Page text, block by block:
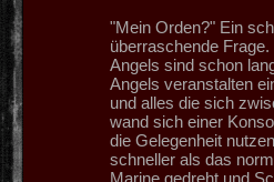
"Mein Orden?" Ein
überraschende
Angels sind schon
Angels veranstalten
und alles die sich
wand sich einer
die Gelegenheit
schneller als das
Marine gedreht und